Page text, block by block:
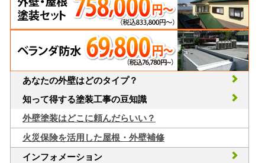
あなたの外壁はどのタイプ？
知って得する塗装工事の豆知識
外壁塗装はどこに頼んだらいい？
火災保険を活用した屋根・外壁補修
インフォメーション